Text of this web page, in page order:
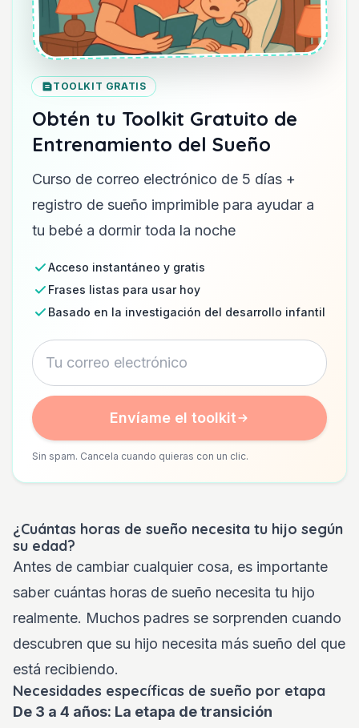
TOOLKIT GRATIS
Obtén tu Toolkit Gratuito de
Entrenamiento del Sueño
Curso de correo electrónico de 5 días +
registro de sueño imprimible para ayudar a
tu bebé a dormir toda la noche
Acceso instantáneo y gratis
Frases listas para usar hoy
Basado en la investigación del desarrollo infantil
Envíame el toolkit
Sin spam. Cancela cuando quieras con un clic.
¿Cuántas horas de sueño necesita tu hijo según
su edad?
Antes de cambiar cualquier cosa, es importante
saber cuántas horas de sueño necesita tu hijo
realmente. Muchos padres se sorprenden cuando
descubren que su hijo necesita más sueño del que
está recibiendo.
Necesidades específicas de sueño por etapa
De 3 a 4 años: La etapa de transición